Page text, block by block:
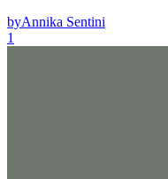
byAnnika Sentini
1